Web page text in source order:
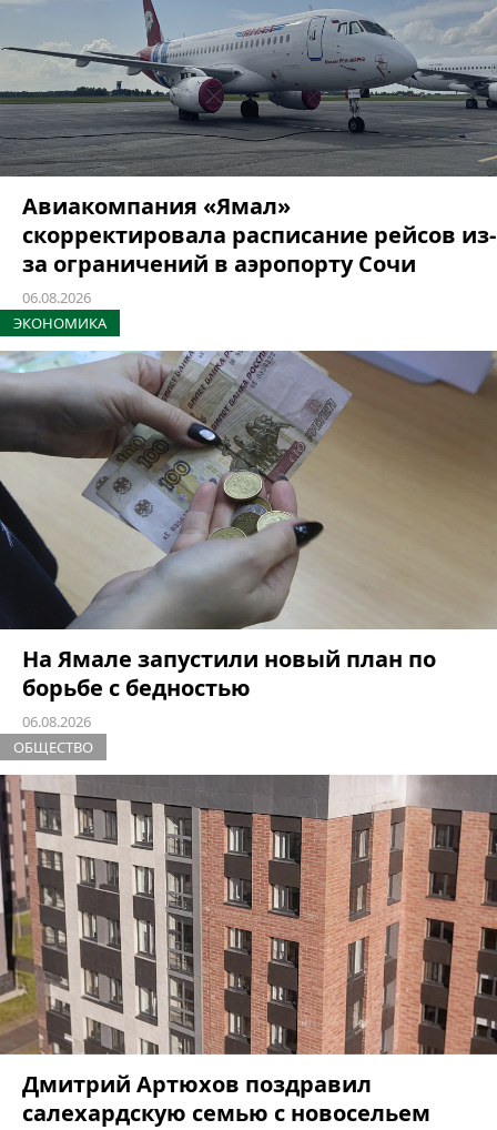
Авиакомпания «Ямал»
скорректировала расписание рейсов из-
за ограничений в аэропорту Сочи
06.08.2026
ЭКОНОМИКА
На Ямале запустили новый план по
борьбе с бедностью
06.08.2026
ОБЩЕСТВО
Дмитрий Артюхов поздравил
салехардскую семью с новосельем